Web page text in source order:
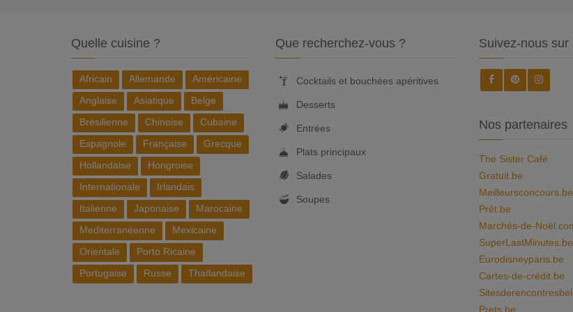
Quelle cuisine ?
Africain Allemande
Américaine
Anglaise
Asiatique
Belge
Brésilienne
Chinoise
Cubaine
Espagnole
Française
Grecque
Hollandaise
Hongroise
Internationale
Irlandais
Italienne
Japonaise
Marocaine
Mediterranéenne
Mexicaine
Orientale
Porto Ricaine
Portugaise
Russe Thaïlandaise
Que recherchez-vous ?
Cocktails et bouchées apéritives
Desserts
Entrées
Plats principaux
Salades
Soupes
Suivez-nous sur
Nos partenaires
The Sister Café
Gratuit.be
Meilleursconcours.be
Prêt.be
Marchés-de-
Eurodisneyparis.be
Cartes-de-crédit.be
Prets.be